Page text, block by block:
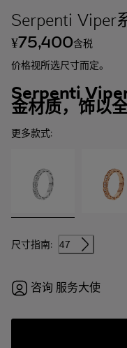
Serpenti Viper
¥75,400含税
价格视所选尺寸而定。
Serpenti
金材质，饰以
更多款式:
尺寸指南: 47
咨询 服务大使